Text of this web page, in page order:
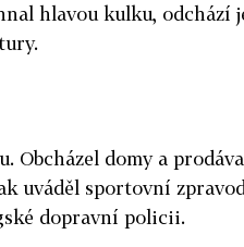
hlavou kulku, odchází
Obcházel domy a
uváděl sportovní
dopravní policii.